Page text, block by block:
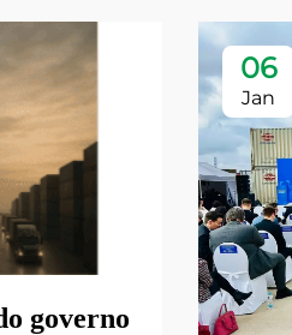
governo
06
Jan